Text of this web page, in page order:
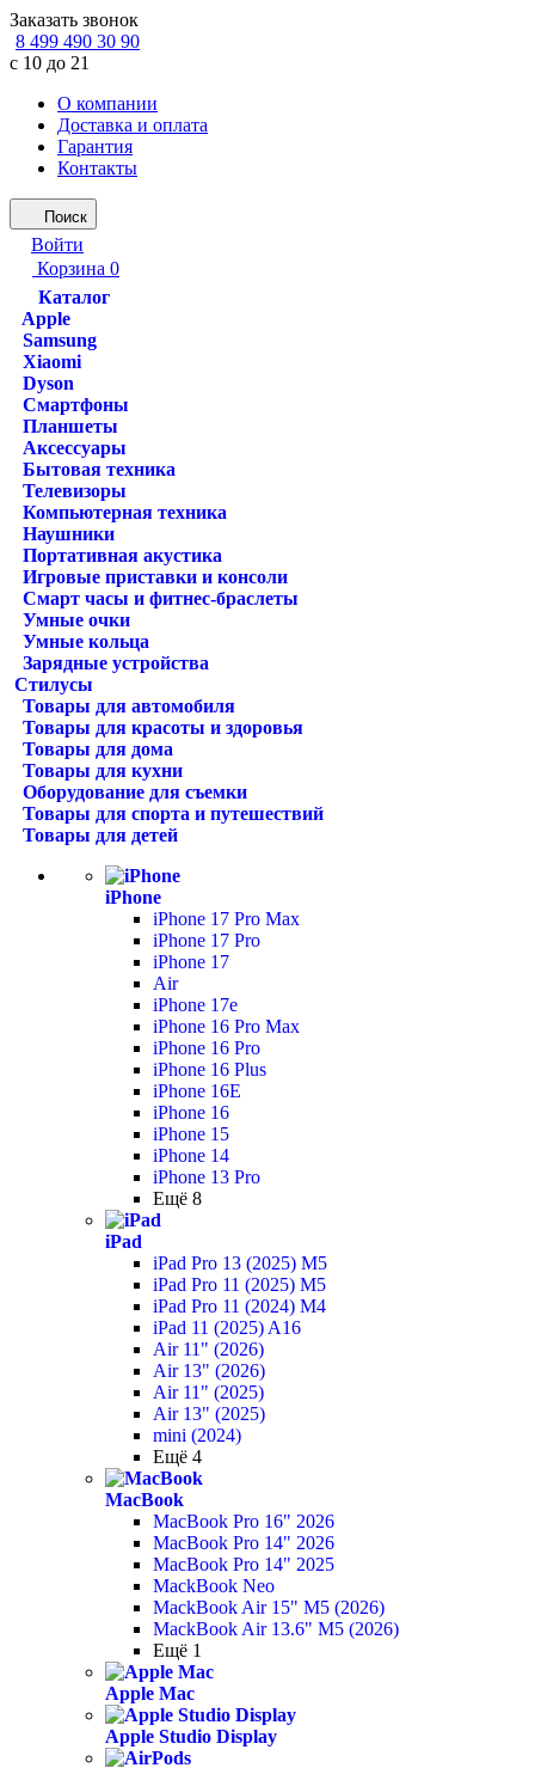
Заказать звонок
8 499 490 30 90
с 10 до 21
О компании
Доставка и оплата
Гарантия
Контакты
Поиск
Войти
Корзина 0
Каталог
Apple
Samsung
Xiaomi
Dyson
Смартфоны
Планшеты
Аксессуары
Бытовая техника
Телевизоры
Компьютерная техника
Наушники
Портативная акустика
Игровые приставки и консоли
Смарт часы и фитнес-браслеты
Умные очки
Умные кольца
Зарядные устройства
Стилусы
Товары для автомобиля
Товары для красоты и здоровья
Товары для дома
Товары для кухни
Оборудование для съемки
Товары для спорта и путешествий
Товары для детей
iPhone
iPhone 17 Pro Max
iPhone 17 Pro
iPhone 17
Air
iPhone 17e
iPhone 16 Pro Max
iPhone 16 Pro
iPhone 16 Plus
iPhone 16E
iPhone 16
iPhone 15
iPhone 14
iPhone 13 Pro
Ещё 8
iPad
iPad Pro 13 (2025) M5
iPad Pro 11 (2025) M5
iPad Pro 11 (2024) M4
iPad 11 (2025) A16
Air 11" (2026)
Air 13" (2026)
Air 11" (2025)
Air 13" (2025)
mini (2024)
Ещё 4
MacBook
MacBook Pro 16" 2026
MacBook Pro 14" 2026
MacBook Pro 14" 2025
MackBook Neo
MackBook Air 15" M5 (2026)
MackBook Air 13.6" M5 (2026)
Ещё 1
Apple Mac
Apple Studio Display